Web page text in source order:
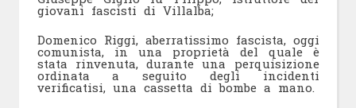
giovani fascisti di Villalba;
Domenico Riggi, aberratissimo fascista, oggi
comunista, in una proprietà del quale è
stata rinvenuta, durante una perquisizione
ordinata a seguito degli incidenti
verificatisi, una cassetta di bombe a mano.